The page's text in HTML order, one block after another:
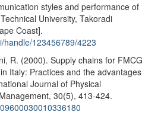
styles and performance of
University, Takoradi
Coast].
handle/123456789/4223
R. (2000). Supply chains for FMCG
Italy: Practices and the advantages
Journal of Physical
30(5), 413-424.